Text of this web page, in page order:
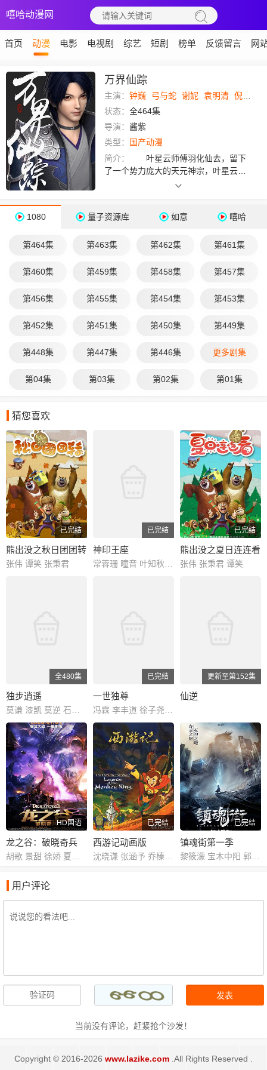
嘻哈动漫网
首页 动漫 电影 电视剧 综艺 短剧 榜单 反馈留言 网
万界仙踪
主演： 钟巍 弓与蛇 谢妮 袁明清 倪倪
状态： 全464集
导演： 酱紫
类型：
国产动漫
简介：
叶星云师傅羽化仙去，留下
了一个势力庞大的天元神宗，叶星云成
为了天元神宗新一任宗主，同时以狸猫
云踏上了一条无比凶险的路，但是凭借
的辅佐，纵横捭阖，运筹帷幄，对抗庞
1080 量子资源库 如意 嘻哈
第464集 第463集 第462集 第461集
第460集 第459集 第458集 第457集
第456集 第455集 第454集 第453集
第452集 第451集 第450集 第449集
第448集 第447集 第446集 更多剧集
第04集 第03集 第02集 第01集
猜您喜欢
已完结
熊出没之秋日团团转
张伟 谭笑 张秉君
已完结
神印王座
已完结
熊出没之夏日连连看
张伟 张秉君 谭笑
全480集
独步逍遥
已完结
一世独尊
更新至第152集
仙逆
HD国语
龙之谷：破晓奇兵
已完结
西游记动画版
沈晓谦 张涵予 乔榛 程玉珠 刘风 丁建华 童自荣 胡平智 王肖兵 王建新 狄菲菲 严崇德 白涛 刘钦 孙渝烽 海帆 罗港生 姜玉玲 王静文 戴学庐 曾丹 齐杰 刘润成 党同义 纪元 李立宏 廖菁 张璐 田二喜 王羊 张伟
已完结
镇魂街第一季
用户评论
当前没有评论，赶紧抢个沙发！
Copyright © 2016-2026 www.lazike.com .All Rights Reserved .